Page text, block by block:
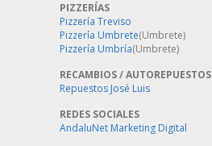
PIZZERÍAS
Pizzería Treviso
Pizzería Umbrete(Umbrete)
Pizzería Umbría(Umbrete)
RECAMBIOS / AUTOREPUESTOS
Repuestos José Luis
REDES SOCIALES
AndaluNet Marketing Digital